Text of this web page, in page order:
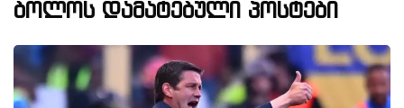
ბოლოს დამატებული პოსტები